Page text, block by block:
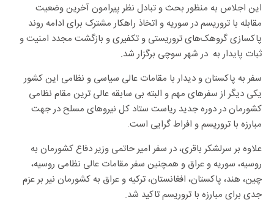
این اجلاس به منظور بحث و تبادل نظر پیرامون آخرین وضعیت
مقابله با تروریسم در سوریه و اتخاذ راهکار مشترک برای ادامه روند
پاکسازی گروهک‌های تروریستی و تکفیری و بازگشت مجدد امنیت و
ثبات پایدار به در شهر سوچی برگزار شد.
سفر به پاکستان و دیدار با مقامات عالی سیاسی و نظامی این کشور
یکی دیگر از سفرهای مهم و البته بی سابقه عالی ترین مقام نظامی
کشورمان در دوره جدید ریاست ستاد کل نیروهای مسلح در جهت
مبارزه با تروریسم و افراط گرایی است.
علاوه بر سرلشکر باقری، در سفر امیر حاتمی وزیر دفاع کشورمان به
روسیه، سوریه و عراق و همچنین سفر مقامات عالی نظامی روسیه،
چین، هند، پاکستان، افغانستان، ترکیه و عراق به کشورمان نیر بر عزم
جدی برای مبارزه با تروریسم تاکید شد.